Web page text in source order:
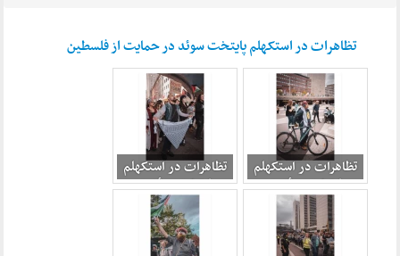
تظاهرات در استکهلم پایتخت سوئد در حمایت از فلسطین
تظاهرات در استکهلم
پایتخت سوئد در
حمایت از فلسطین 2
تظاهرات در استکهلم
پایتخت سوئد در
حمایت از فلسطین 3